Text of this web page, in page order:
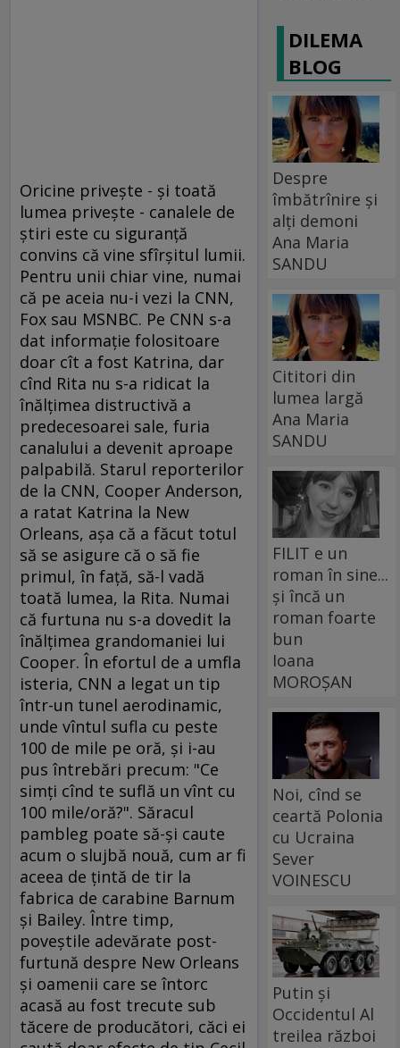
Oricine priveşte - şi toată
lumea priveşte - canalele de
ştiri este cu siguranţă
convins că vine sfîrşitul lumii.
Pentru unii chiar vine, numai
că pe aceia nu-i vezi la CNN,
Fox sau MSNBC. Pe CNN s-a
dat informaţie folositoare
doar cît a fost Katrina, dar
cînd Rita nu s-a ridicat la
înălţimea distructivă a
predecesoarei sale, furia
canalului a devenit aproape
palpabilă. Starul reporterilor
de la CNN, Cooper Anderson,
a ratat Katrina la New
Orleans, aşa că a făcut totul
să se asigure că o să fie
primul, în faţă, să-l vadă
toată lumea, la Rita. Numai
că furtuna nu s-a dovedit la
înălţimea grandomaniei lui
Cooper. În efortul de a umfla
isteria, CNN a legat un tip
într-un tunel aerodinamic,
unde vîntul sufla cu peste
100 de mile pe oră, şi i-au
pus întrebări precum: "Ce
simţi cînd te suflă un vînt cu
100 mile/oră?". Săracul
pambleg poate să-şi caute
acum o slujbă nouă, cum ar fi
aceea de ţintă de tir la
fabrica de carabine Barnum
şi Bailey. Între timp,
poveştile adevărate post-
furtună despre New Orleans
şi oamenii care se întorc
acasă au fost trecute sub
tăcere de producători, căci ei
DILEMA
BLOG
Despre
îmbătrînire și
alți demoni
Ana Maria
SANDU
Cititori din
lumea largă
Ana Maria
SANDU
FILIT e un
roman în sine...
și încă un
roman foarte
bun
Ioana
MOROȘAN
Noi, cînd se
ceartă Polonia
cu Ucraina
Sever
VOINESCU
Putin și
Occidentul Al
treilea război